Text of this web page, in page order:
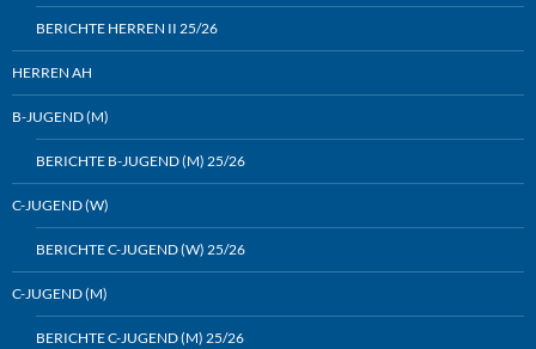
BERICHTE HERREN II 25/26
HERREN AH
B-JUGEND (M)
BERICHTE B-JUGEND (M) 25/26
C-JUGEND (W)
BERICHTE C-JUGEND (W) 25/26
C-JUGEND (M)
BERICHTE C-JUGEND (M) 25/26